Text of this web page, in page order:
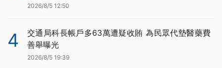
2026/8/5 12:50
4
交通局科長帳戶多63萬遭疑收賄 為民眾代墊醫藥費
善舉曝光
2026/8/5 19:39